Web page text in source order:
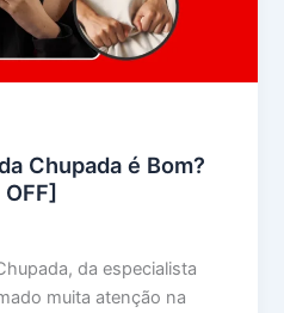
Chupada é Bom?
da especialista
muita atenção na